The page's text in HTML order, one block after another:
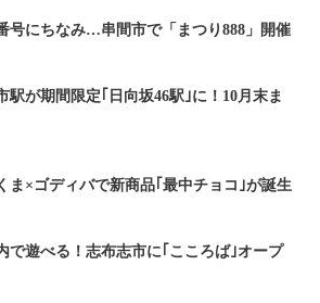
号にちなみ…串間市で「まつり888」開催
駅が期間限定｢日向坂46駅｣に！10月末ま
ま×ゴディバで新商品｢最中チョコ｣が誕生
で遊べる！志布志市に｢こころば｣オープ